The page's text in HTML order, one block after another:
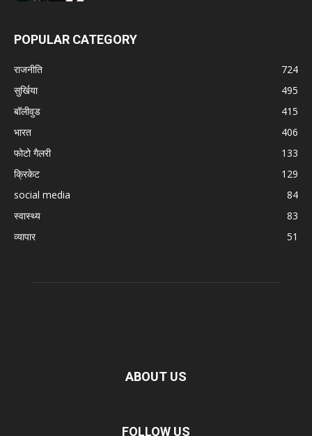
POPULAR CATEGORY
राजनीति
724
सुर्खिया
495
बॉलीवुड
415
भारत
406
फोटो गैलरी
133
क्रिकेट
129
social media
84
स्वास्थ्य
83
व्यापार
51
ABOUT US
FOLLOW US